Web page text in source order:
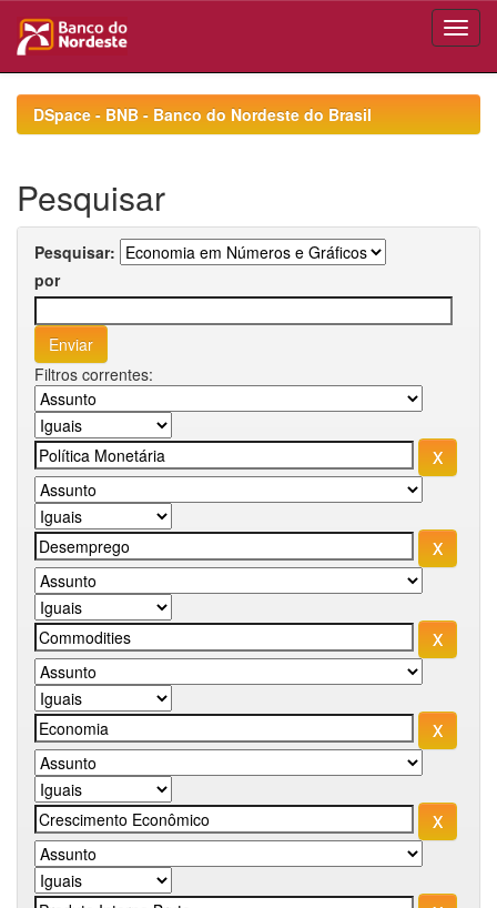
navigationDSpace - BNB - Banco do Nordeste do Brasil
Pesquisar
Pesquisar:
por
Filtros correntes: